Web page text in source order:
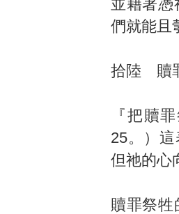
並藉著憑
們就能且
拾陸 贖
『把贖
25。）
但祂的心
贖罪祭牲